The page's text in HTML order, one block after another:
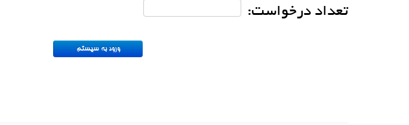
تعداد درخواست: